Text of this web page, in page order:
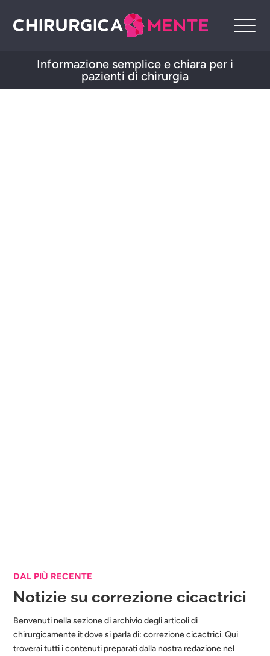
Informazione semplice e chiara per i
pazienti di chirurgia
DAL PIÙ RECENTE
Notizie su correzione cicactrici
Benvenuti nella sezione di archivio degli articoli di
chirurgicamente.it dove si parla di: correzione cicactrici. Qui
troverai tutti i contenuti preparati dalla nostra redazione nel